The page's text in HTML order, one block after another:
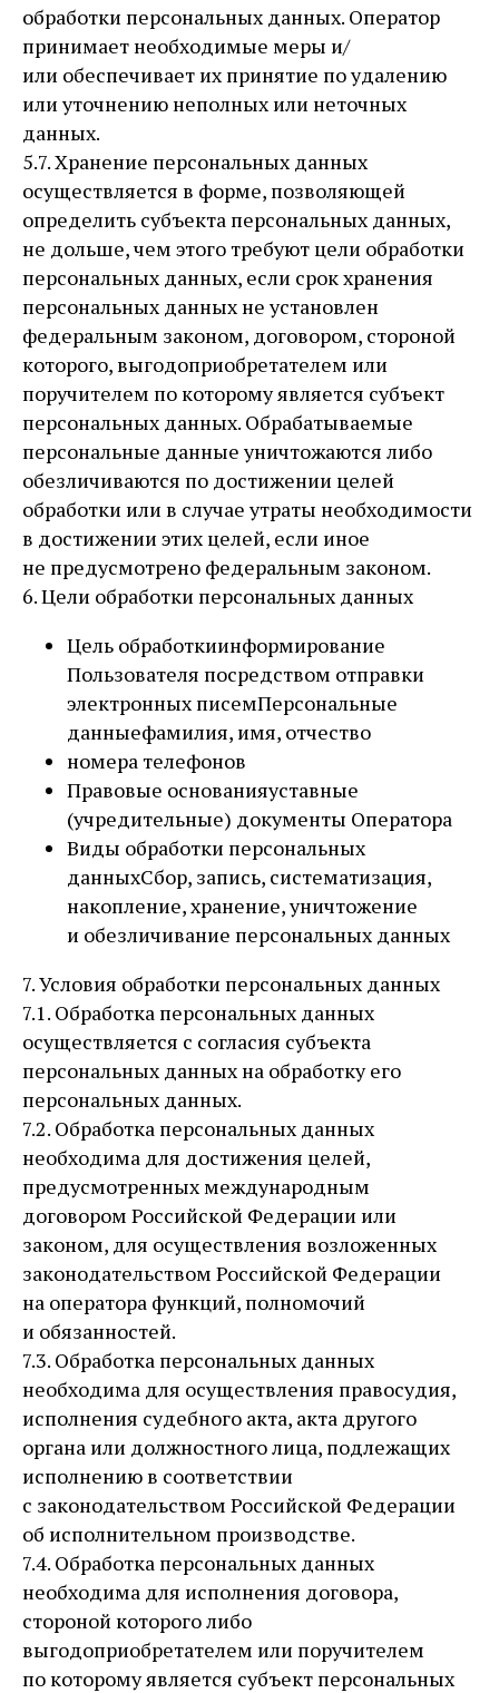
обработки персональных данных. Оператор
принимает необходимые меры и/
или обеспечивает их принятие по удалению
или уточнению неполных или неточных
данных.
5.7. Хранение персональных данных
осуществляется в форме, позволяющей
определить субъекта персональных данных,
не дольше, чем этого требуют цели обработки
персональных данных, если срок хранения
персональных данных не установлен
федеральным законом, договором, стороной
которого, выгодоприобретателем или
поручителем по которому является субъект
персональных данных. Обрабатываемые
персональные данные уничтожаются либо
обезличиваются по достижении целей
обработки или в случае утраты необходимости
в достижении этих целей, если иное
не предусмотрено федеральным законом.
6. Цели обработки персональных данных
Цель обработкиинформирование
Пользователя посредством отправки
электронных писемПерсональные
данныефамилия, имя, отчество
номера телефонов
Правовые основанияуставные
(учредительные) документы Оператора
Виды обработки персональных
данныхСбор, запись, систематизация,
накопление, хранение, уничтожение
и обезличивание персональных данных
7. Условия обработки персональных данных
7.1. Обработка персональных данных
осуществляется с согласия субъекта
персональных данных на обработку его
персональных данных.
7.2. Обработка персональных данных
необходима для достижения целей,
предусмотренных международным
договором Российской Федерации или
законом, для осуществления возложенных
законодательством Российской Федерации
на оператора функций, полномочий
и обязанностей.
7.3. Обработка персональных данных
необходима для осуществления правосудия,
исполнения судебного акта, акта другого
органа или должностного лица, подлежащих
исполнению в соответствии
с законодательством Российской Федерации
об исполнительном производстве.
7.4. Обработка персональных данных
необходима для исполнения договора,
стороной которого либо
выгодоприобретателем или поручителем
по которому является субъект персональных